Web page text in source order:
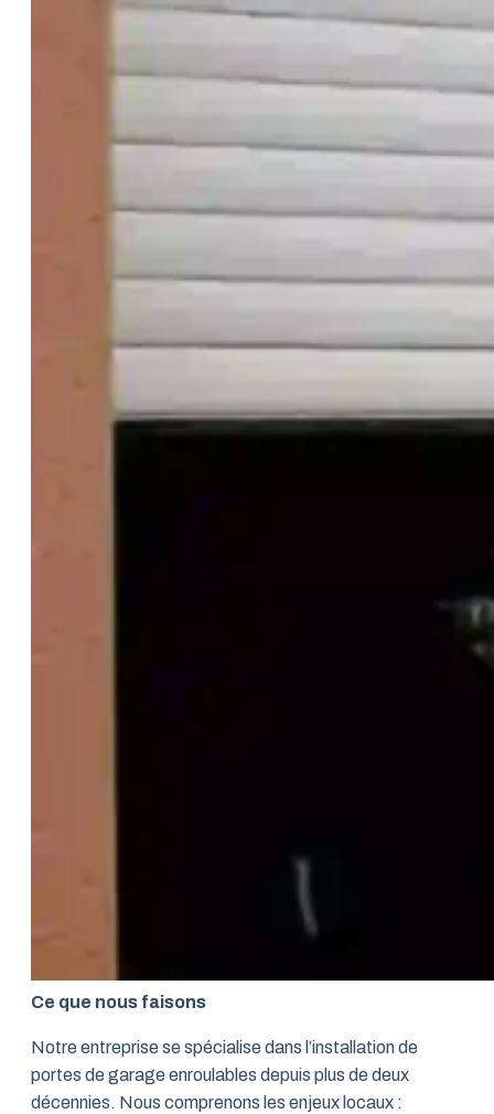
Ce que nous faisons
Notre entreprise se spécialise dans l’installation de
portes de garage enroulables depuis plus de deux
décennies. Nous comprenons les enjeux locaux :